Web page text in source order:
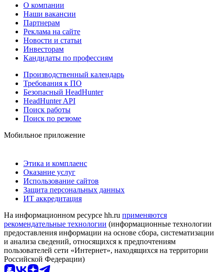
О компании
Наши вакансии
Партнерам
Реклама на сайте
Новости и статьи
Инвесторам
Кандидаты по профессиям
Производственный календарь
Требования к ПО
Безопасный HeadHunter
HeadHunter API
Поиск работы
Поиск по резюме
Мобильное приложение
Этика и комплаенс
Оказание услуг
Использование сайтов
Защита персональных данных
ИТ аккредитация
На информационном ресурсе hh.ru применяются
рекомендательные технологии (информационные технологии
предоставления информации на основе сбора, систематизации
и анализа сведений, относящихся к предпочтениям
пользователей сети «Интернет», находящихся на территории
Российской Федерации)